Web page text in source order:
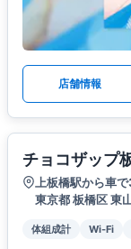
店舗情報
チョコザップ
上板橋駅から車
東京都 板橋区 東
体組成計 Wi-Fi